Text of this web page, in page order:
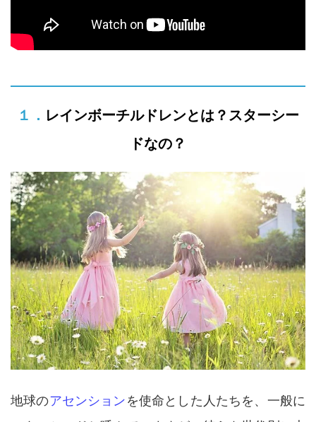
ます。
１．レインボーチルドレンとは？スターシー
ドなの？
地球のアセンション を使命とした人たちを、一般に